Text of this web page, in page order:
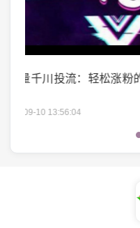
微博阅读量1万：如何
2024-10-04 06:00:07